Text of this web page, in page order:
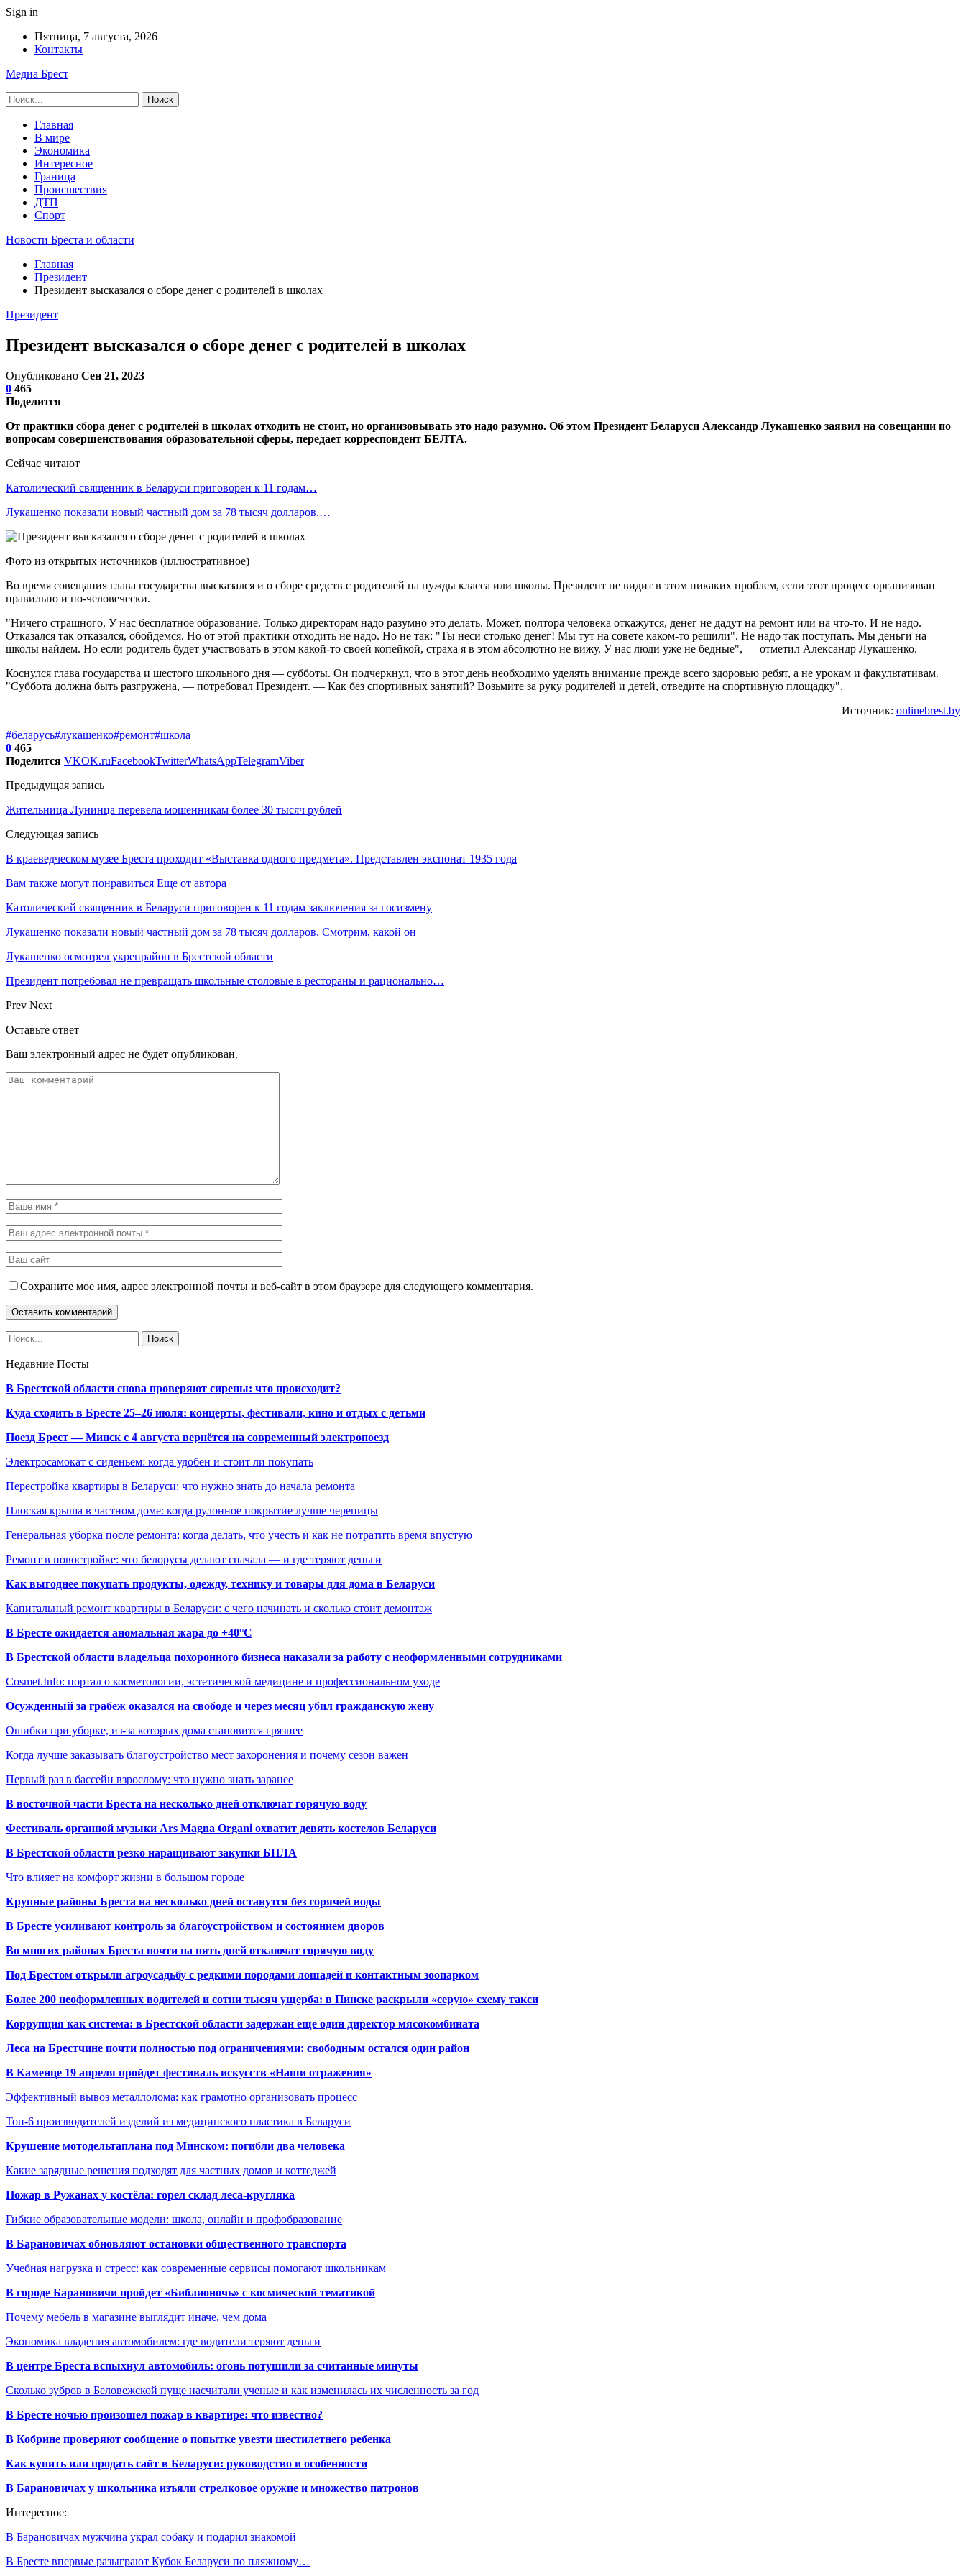
Sign in
Пятница, 7 августа, 2026
Контакты
Медиа Брест
Главная
В мире
Экономика
Интересное
Граница
Происшествия
ДТП
Спорт
Новости Бреста и области
Главная
Президент
Президент высказался о сборе денег с родителей в школах
Президент
Президент высказался о сборе денег с родителей в школах
Опубликовано Сен 21, 2023
0 465
Поделится
От практики сбора денег с родителей в школах отходить не стоит, но организовывать это надо разумно. Об этом Президент Беларуси Александр Лукашенко заявил на совещании по
вопросам совершенствования образовательной сферы, передает корреспондент БЕЛТА.
Сейчас читают
Католический священник в Беларуси приговорен к 11 годам…
Лукашенко показали новый частный дом за 78 тысяч долларов.…
Фото из открытых источников (иллюстративное)
Во время совещания глава государства высказался и о сборе средств с родителей на нужды класса или школы. Президент не видит в этом никаких проблем, если этот процесс организован
правильно и по-человечески.
"Ничего страшного. У нас бесплатное образование. Только директорам надо разумно это делать. Может, полтора человека откажутся, денег не дадут на ремонт или на что-то. И не надо.
Отказался так отказался, обойдемся. Но от этой практики отходить не надо. Но не так: "Ты неси столько денег! Мы тут на совете каком-то решили". Не надо так поступать. Мы деньги на
школы найдем. Но если родитель будет участвовать в этом какой-то своей копейкой, страха я в этом абсолютно не вижу. У нас люди уже не бедные", — отметил Александр Лукашенко.
Коснулся глава государства и шестого школьного дня — субботы. Он подчеркнул, что в этот день необходимо уделять внимание прежде всего здоровью ребят, а не урокам и факультативам.
"Суббота должна быть разгружена, — потребовал Президент. — Как без спортивных занятий? Возьмите за руку родителей и детей, отведите на спортивную площадку".
Источник: onlinebrest.by
#беларусь#лукашенко#ремонт#школа
0 465
Поделится VKOK.ruFacebookTwitterWhatsAppTelegramViber
Предыдущая запись
Жительница Лунинца перевела мошенникам более 30 тысяч рублей
Следующая запись
В краеведческом музее Бреста проходит «Выставка одного предмета». Представлен экспонат 1935 года
Вам также могут понравиться Еще от автора
Католический священник в Беларуси приговорен к 11 годам заключения за госизмену
Лукашенко показали новый частный дом за 78 тысяч долларов. Смотрим, какой он
Лукашенко осмотрел укрепрайон в Брестской области
Президент потребовал не превращать школьные столовые в рестораны и рационально…
Prev Next
Оставьте ответ
Ваш электронный адрес не будет опубликован.
Сохраните мое имя, адрес электронной почты и веб-сайт в этом браузере для следующего комментария.
Недавние Посты
В Брестской области снова проверяют сирены: что происходит?
Куда сходить в Бресте 25–26 июля: концерты, фестивали, кино и отдых с детьми
Поезд Брест — Минск с 4 августа вернётся на современный электропоезд
Электросамокат с сиденьем: когда удобен и стоит ли покупать
Перестройка квартиры в Беларуси: что нужно знать до начала ремонта
Плоская крыша в частном доме: когда рулонное покрытие лучше черепицы
Генеральная уборка после ремонта: когда делать, что учесть и как не потратить время впустую
Ремонт в новостройке: что белорусы делают сначала — и где теряют деньги
Как выгоднее покупать продукты, одежду, технику и товары для дома в Беларуси
Капитальный ремонт квартиры в Беларуси: с чего начинать и сколько стоит демонтаж
В Бресте ожидается аномальная жара до +40°C
В Брестской области владельца похоронного бизнеса наказали за работу с неоформленными сотрудниками
Cosmet.Info: портал о косметологии, эстетической медицине и профессиональном уходе
Осужденный за грабеж оказался на свободе и через месяц убил гражданскую жену
Ошибки при уборке, из-за которых дома становится грязнее
Когда лучше заказывать благоустройство мест захоронения и почему сезон важен
Первый раз в бассейн взрослому: что нужно знать заранее
В восточной части Бреста на несколько дней отключат горячую воду
Фестиваль органной музыки Ars Magna Organi охватит девять костелов Беларуси
В Брестской области резко наращивают закупки БПЛА
Что влияет на комфорт жизни в большом городе
Крупные районы Бреста на несколько дней останутся без горячей воды
В Бресте усиливают контроль за благоустройством и состоянием дворов
Во многих районах Бреста почти на пять дней отключат горячую воду
Под Брестом открыли агроусадьбу с редкими породами лошадей и контактным зоопарком
Более 200 неоформленных водителей и сотни тысяч ущерба: в Пинске раскрыли «серую» схему такси
Коррупция как система: в Брестской области задержан еще один директор мясокомбината
Леса на Брестчине почти полностью под ограничениями: свободным остался один район
В Каменце 19 апреля пройдет фестиваль искусств «Наши отражения»
Эффективный вывоз металлолома: как грамотно организовать процесс
Топ-6 производителей изделий из медицинского пластика в Беларуси
Крушение мотодельтаплана под Минском: погибли два человека
Какие зарядные решения подходят для частных домов и коттеджей
Пожар в Ружанах у костёла: горел склад леса-кругляка
Гибкие образовательные модели: школа, онлайн и профобразование
В Барановичах обновляют остановки общественного транспорта
Учебная нагрузка и стресс: как современные сервисы помогают школьникам
В городе Барановичи пройдет «Библионочь» с космической тематикой
Почему мебель в магазине выглядит иначе, чем дома
Экономика владения автомобилем: где водители теряют деньги
В центре Бреста вспыхнул автомобиль: огонь потушили за считанные минуты
Сколько зубров в Беловежской пуще насчитали ученые и как изменилась их численность за год
В Бресте ночью произошел пожар в квартире: что известно?
В Кобрине проверяют сообщение о попытке увезти шестилетнего ребенка
Как купить или продать сайт в Беларуси: руководство и особенности
В Барановичах у школьника изъяли стрелковое оружие и множество патронов
Интересное:
В Барановичах мужчина украл собаку и подарил знакомой
В Бресте впервые разыграют Кубок Беларуси по пляжному…